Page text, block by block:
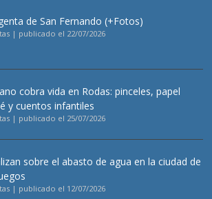
de San Fernando (+Fotos)
| publicado el 22/07/2026
cobra vida en Rodas: pinceles, papel
y cuentos infantiles
| publicado el 25/07/2026
sobre el abasto de agua en la ciudad de
| publicado el 12/07/2026